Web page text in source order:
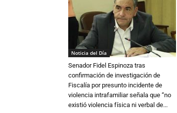
Noticia del Día
Senador Fidel Espinoza tras
confirmación de investigación de
Fiscalía por presunto incidente de
violencia intrafamiliar señala que “no
existió violencia física ni verbal de...